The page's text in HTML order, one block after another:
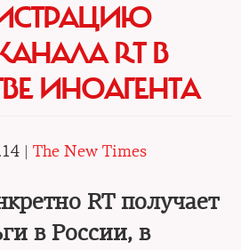
RT В
ИНОАГЕНТА
| The New Times
RT получает
в России, в